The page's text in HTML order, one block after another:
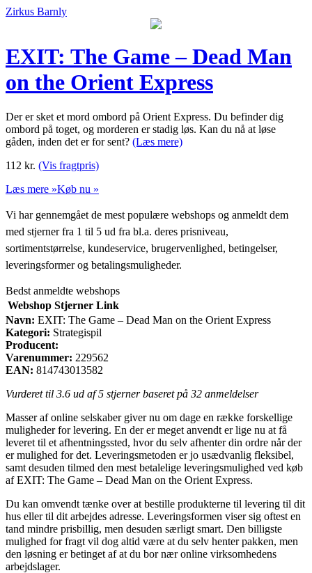
Zirkus Barnly
EXIT: The Game – Dead Man
on the Orient Express
Der er sket et mord ombord på Orient Express. Du befinder dig
ombord på toget, og morderen er stadig løs. Kan du nå at løse
gåden, inden det er for sent? (Læs mere)
112 kr. (Vis fragtpris)
Læs mere »Køb nu »
Vi har gennemgået de mest populære webshops og anmeldt dem
med stjerner fra 1 til 5 ud fra bl.a. deres prisniveau,
sortimentstørrelse, kundeservice, brugervenlighed, betingelser,
leveringsformer og betalingsmuligheder.
Bedst anmeldte webshops
Webshop Stjerner Link
Navn: EXIT: The Game – Dead Man on the Orient Express
Kategori: Strategispil
Producent:
Varenummer: 229562
EAN: 814743013582
Vurderet til 3.6 ud af 5 stjerner baseret på 32 anmeldelser
Masser af online selskaber giver nu om dage en række forskellige
muligheder for levering. En der er meget anvendt er lige nu at få
leveret til et afhentningssted, hvor du selv afhenter din ordre når der
er mulighed for det. Leveringsmetoden er jo usædvanlig fleksibel,
samt desuden tilmed den mest betalelige leveringsmulighed ved køb
af EXIT: The Game – Dead Man on the Orient Express.
Du kan omvendt tænke over at bestille produkterne til levering til dit
hus eller til dit arbejdes adresse. Leveringsformen viser sig oftest en
tand mindre prisbillig, men desuden særligt smart. Den billigste
mulighed for fragt vil dog altid være at du selv henter pakken, men
den løsning er betinget af at du bor nær online virksomhedens
arbejdslager.